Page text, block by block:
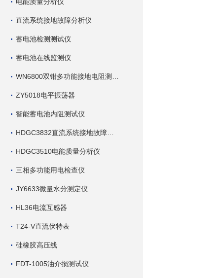
直流系统接地故障分析仪
蓄电池检测测试仪
蓄电池在线监测仪
ZY5018电平振荡器
智能蓄电池内阻测试仪
HDGC3510电能质量分析仪
三相多功能用电检查仪
JY6633微量水分测定仪
HL36电流互感器
T24-V直流伏特表
硅橡胶高压线
FDT-1005油介损测试仪